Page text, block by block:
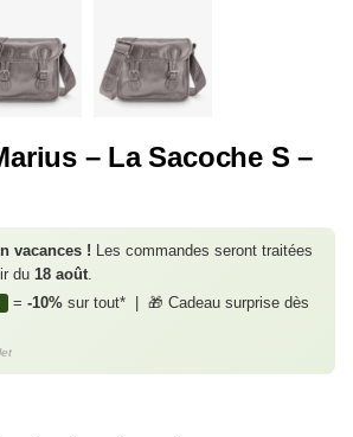
– La Sacoche S –
vacances ! Les commandes seront traitées
du 18 août.
= -10%sur tout* | 🎁 Cadeau surprise dès